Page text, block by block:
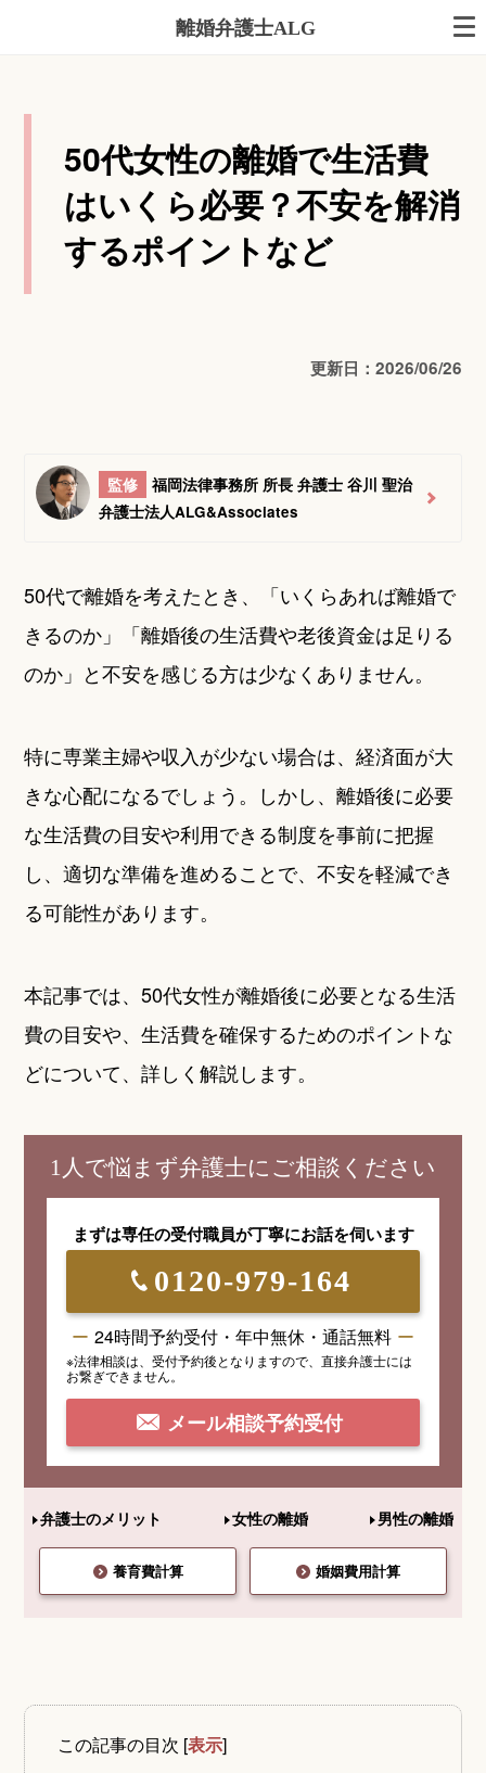
離婚弁護士ALG
50代女性の離婚で生活費
はいくら必要？不安を解消
するポイントなど
更新日：2026/06/26
監修
福岡法律事務所 所長 弁護士 谷川 聖治
弁護士法人ALG&Associates
50代で離婚を考えたとき、「いくらあれば離婚で
きるのか」「離婚後の生活費や老後資金は足りる
のか」と不安を感じる方は少なくありません。
特に専業主婦や収入が少ない場合は、経済面が大
きな心配になるでしょう。しかし、離婚後に必要
な生活費の目安や利用できる制度を事前に把握
し、適切な準備を進めることで、不安を軽減でき
る可能性があります。
本記事では、50代女性が離婚後に必要となる生活
費の目安や、生活費を確保するためのポイントな
どについて、詳しく解説します。
1人で悩まず弁護士にご相談ください
まずは専任の受付職員が丁寧にお話を伺います
0120-979-164
24時間予約受付・年中無休・通話無料
※法律相談は、受付予約後となりますので、 直接弁護士には
お繋ぎできません。
メール相談予約受付
弁護士のメリット 女性の離婚 男性の離婚
養育費計算 婚姻費用計算
この記事の目次 [表示]